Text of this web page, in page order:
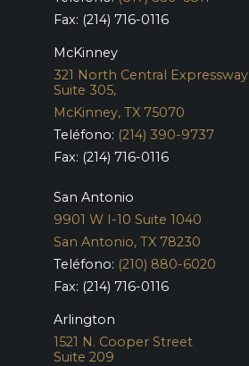
Fax: (214) 716-0116
McKinney
321 North Central Expressway
Suite 305,
McKinney, TX 75070
Teléfono: (214) 390-9737
Fax: (214) 716-0116
San Antonio
9901 W I-10 Suite 1040
San Antonio, TX 78230
Teléfono: (210) 880-6020
Fax: (214) 716-0116
Arlington
1521 N. Cooper Street
Suite 209